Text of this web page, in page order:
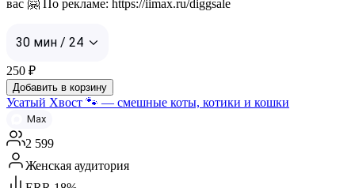
вас 🤗 По рекламе: https://iimax.ru/diggsale
30 мин / 24
250 ₽
Добавить в корзину
Усатый Хвост 🐾 — смешные коты, котики и кошки
Max
2 599
Женская аудитория